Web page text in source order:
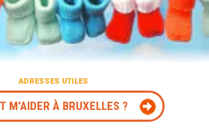
ADRESSES UTILES
M'AIDER À BRUXELLES ?